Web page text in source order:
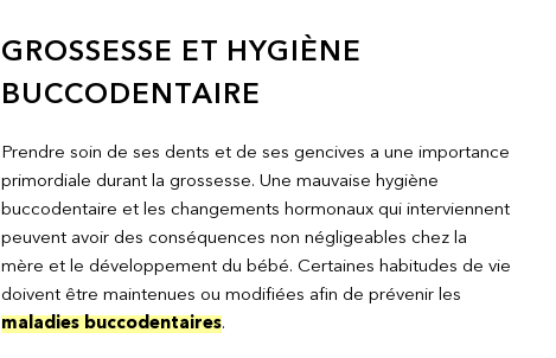
GROSSESSE ET HYGIÈNE
BUCCODENTAIRE
Prendre soin de ses dents et de ses gencives a une importance
primordiale durant la grossesse. Une mauvaise hygiène
buccodentaire et les changements hormonaux qui interviennent
peuvent avoir des conséquences non négligeables chez la
mère et le développement du bébé. Certaines habitudes de vie
doivent être maintenues ou modifiées afin de prévenir les
maladies buccodentaires.